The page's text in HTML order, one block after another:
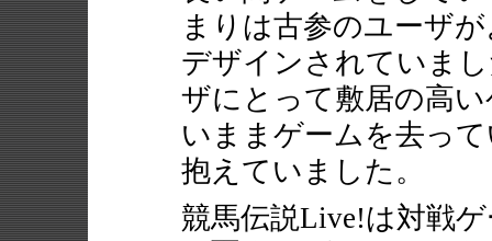
まりは古参のユーザ
デザインされていま
ザにとって敷居の高
いままゲームを去っ
抱えていました。
競馬伝説Live!は対戦